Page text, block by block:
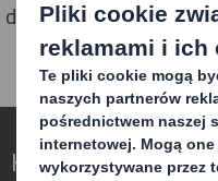
dzięki naszym
Kreowanie